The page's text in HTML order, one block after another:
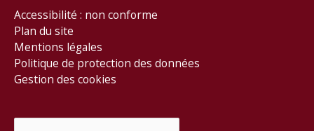
Accessibilité : non conforme
Plan du site
Mentions légales
Politique de protection des données
Gestion des cookies